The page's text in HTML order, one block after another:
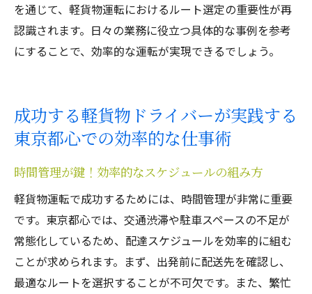
を通じて、軽貨物運転におけるルート選定の重要性が再
認識されます。日々の業務に役立つ具体的な事例を参考
にすることで、効率的な運転が実現できるでしょう。
成功する軽貨物ドライバーが実践する
東京都心での効率的な仕事術
時間管理が鍵！効率的なスケジュールの組み方
軽貨物運転で成功するためには、時間管理が非常に重要
です。東京都心では、交通渋滞や駐車スペースの不足が
常態化しているため、配達スケジュールを効率的に組む
ことが求められます。まず、出発前に配送先を確認し、
最適なルートを選択することが不可欠です。また、繁忙